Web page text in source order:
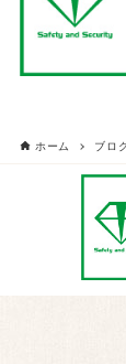
ホーム ブロ